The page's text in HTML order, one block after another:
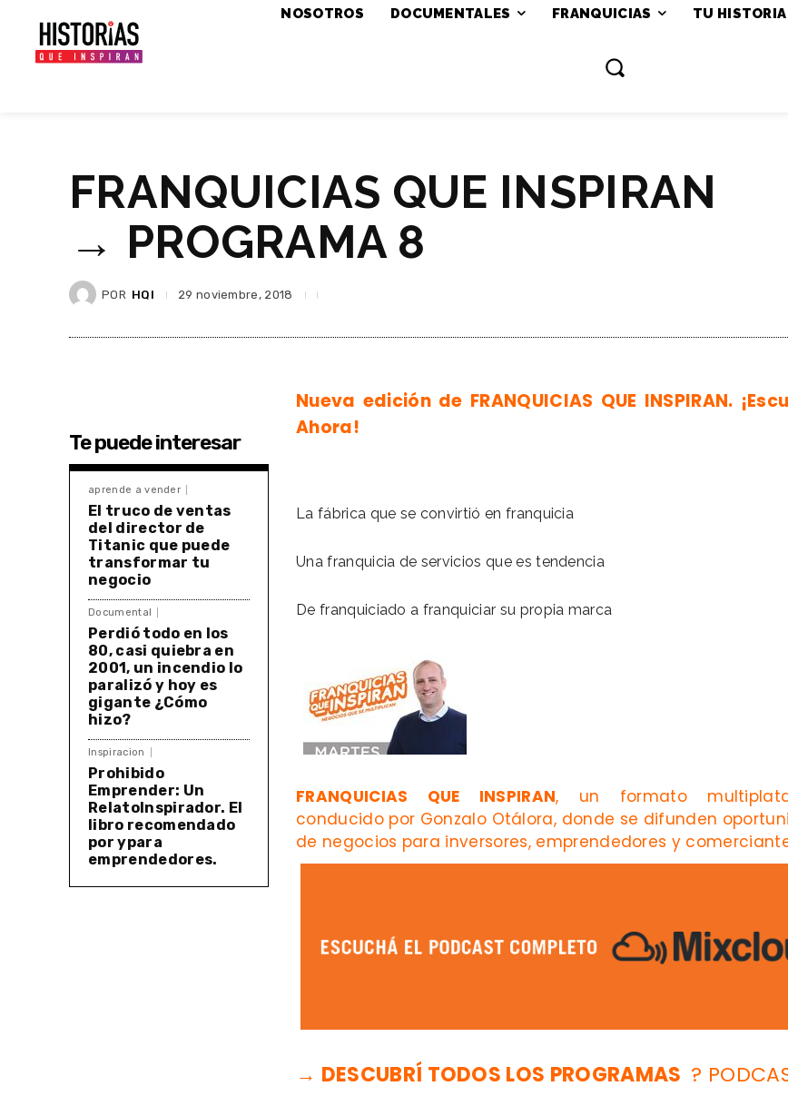
NOSOTROS DOCUMENTALES FRANQUICIAS TU HISTORIA
FRANQUICIAS QUE INSPIRAN
→ PROGRAMA 8
POR HQI 29 noviembre, 2018
Te puede interesar
aprende a vender
El truco de ventas
del director de
Titanic que puede
transformar tu
negocio
Documental
Perdió todo en los
80, casi quiebra en
2001, un incendio lo
paralizó y hoy es
gigante ¿Cómo
hizo?
Inspiracion
Prohibido
Emprender: Un
RelatoInspirador. El
libro recomendado
por ypara
emprendedores.
Nueva edición de FRANQUICIAS QUE INSPIRAN.
Ahora!
La fábrica que se convirtió en franquicia
Una franquicia de servicios que es tendencia
De franquiciado a franquiciar su propia marca
FRANQUICIAS QUE INSPIRAN, un formato
conducido por Gonzalo Otálora, donde se difunden
de negocios para inversores, emprendedores y
→ DESCUBRÍ TODOS LOS PROGRAMAS ?